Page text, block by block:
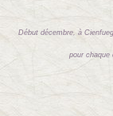
Début décembre, à
pour chaque